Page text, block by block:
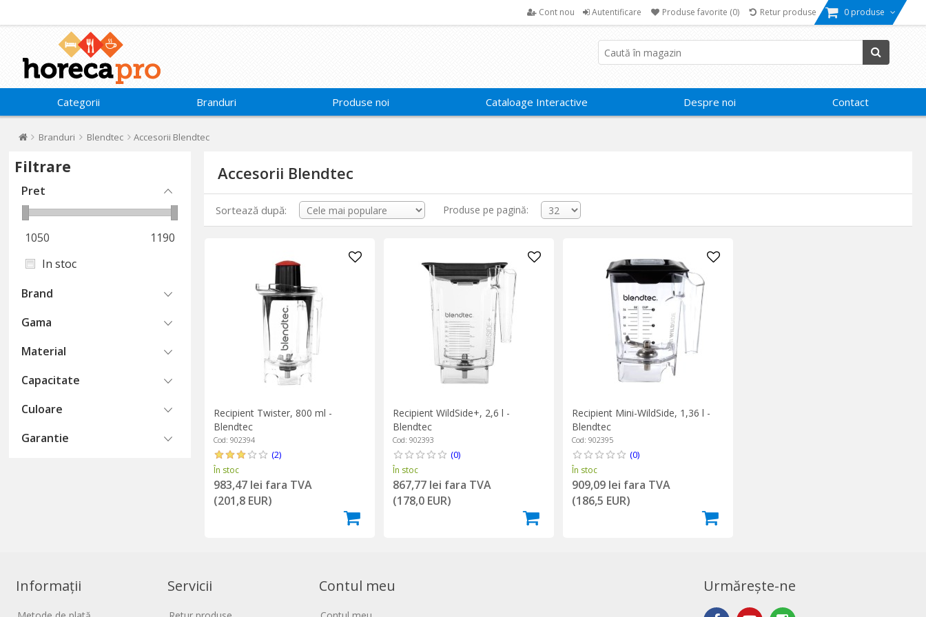
Cont nou Autentificare Produse favorite (0) Retur produse 0 produse
Categorii Branduri Produse noi Cataloage Interactive Despre noi Contact
Branduri Blendtec Accesorii Blendtec
Filtrare
Pret
1050
1190
In stoc
Brand
Gama
Material
Capacitate
Culoare
Garantie
Accesorii Blendtec
Sortează după: Produse pe pagină:
Recipient Twister, 800 ml -
Blendtec
Cod: 902394
(2)
În stoc
983,47 lei fara TVA
(201,8 EUR)
Recipient WildSide+, 2,6 l -
Blendtec
Cod: 902393
(0)
În stoc
867,77 lei fara TVA
(178,0 EUR)
Recipient Mini-WildSide, 1,36 l -
Blendtec
Cod: 902395
(0)
În stoc
909,09 lei fara TVA
(186,5 EUR)
Informații Servicii Contul meu Urmărește-ne